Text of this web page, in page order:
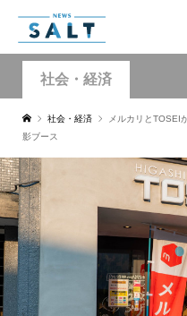
社会・経済
社会・経済
メルカリとTOSEI
影ブース